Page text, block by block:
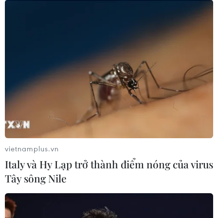
sách giảm thuế tiêu thụ thực phẩm
05/08/2026 22:30
Ngành Hải quan đẩy mạnh cải cách
thể chế và hiện đại hóa công tác
quản lý
Ngân hàng trước làn sóng AI: Dữ liệu
là đòn bẩy, quản trị là chìa khóa
05/08/2026 16:25
vietnamplus.vn
Italy và Hy Lạp trở thành điểm nóng của virus
Tây sông Nile